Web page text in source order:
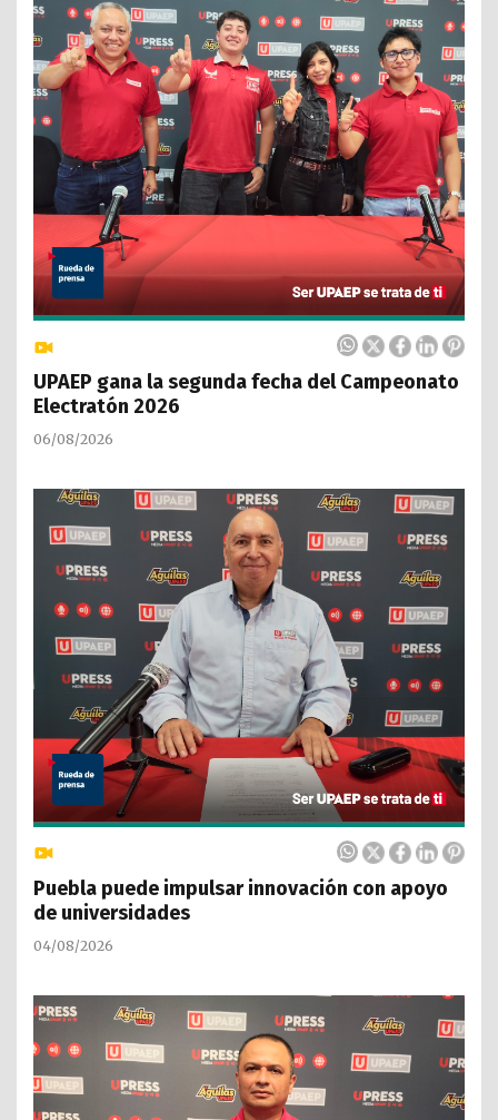
UPAEP gana la segunda fecha del Campeonato
Electratón 2026
06/08/2026
Puebla puede impulsar innovación con apoyo
de universidades
04/08/2026